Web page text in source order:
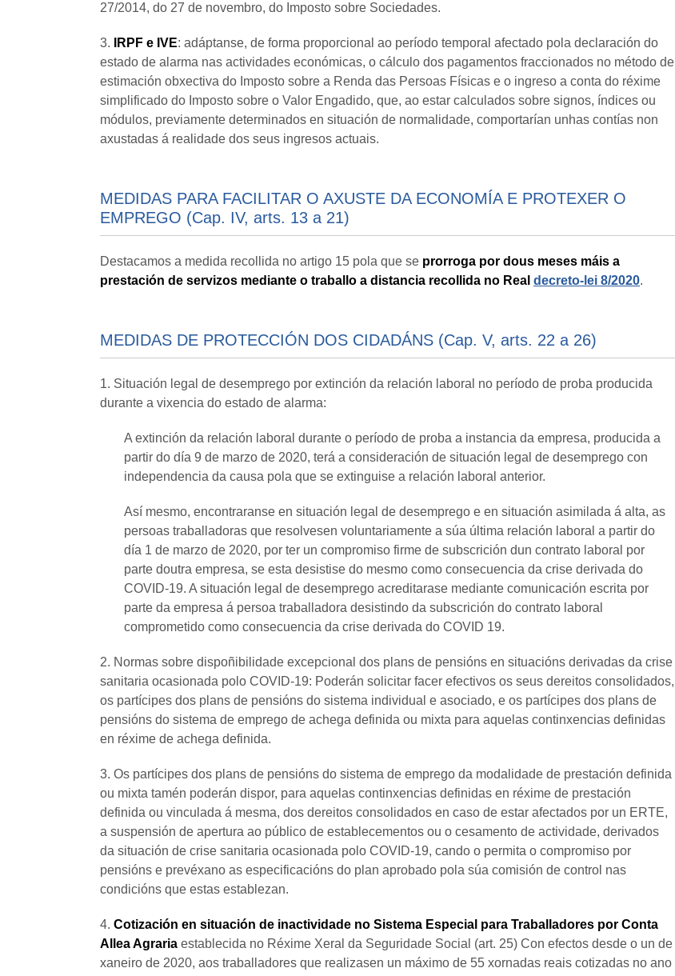
27/2014, do 27 de novembro, do Imposto sobre Sociedades.
3. IRPF e IVE: adáptanse, de forma proporcional ao período temporal afectado pola declaración do
estado de alarma nas actividades económicas, o cálculo dos pagamentos fraccionados no método de
estimación obxectiva do Imposto sobre a Renda das Persoas Físicas e o ingreso a conta do réxime
simplificado do Imposto sobre o Valor Engadido, que, ao estar calculados sobre signos, índices ou
módulos, previamente determinados en situación de normalidade, comportarían unhas contías non
axustadas á realidade dos seus ingresos actuais.
MEDIDAS PARA FACILITAR O AXUSTE DA ECONOMÍA E PROTEXER O
EMPREGO (Cap. IV, arts. 13 a 21)
Destacamos a medida recollida no artigo 15 pola que se prorroga por dous meses máis a
prestación de servizos mediante o traballo a distancia recollida no Real decreto-lei 8/2020.
MEDIDAS DE PROTECCIÓN DOS CIDADÁNS (Cap. V, arts. 22 a 26)
1. Situación legal de desemprego por extinción da relación laboral no período de proba producida
durante a vixencia do estado de alarma:
A extinción da relación laboral durante o período de proba a instancia da empresa, producida a
partir do día 9 de marzo de 2020, terá a consideración de situación legal de desemprego con
independencia da causa pola que se extinguise a relación laboral anterior.
Así mesmo, encontraranse en situación legal de desemprego e en situación asimilada á alta, as
persoas traballadoras que resolvesen voluntariamente a súa última relación laboral a partir do
día 1 de marzo de 2020, por ter un compromiso firme de subscrición dun contrato laboral por
parte doutra empresa, se esta desistise do mesmo como consecuencia da crise derivada do
COVID-19. A situación legal de desemprego acreditarase mediante comunicación escrita por
parte da empresa á persoa traballadora desistindo da subscrición do contrato laboral
comprometido como consecuencia da crise derivada do COVID 19.
2. Normas sobre dispoñibilidade excepcional dos plans de pensións en situacións derivadas da crise
sanitaria ocasionada polo COVID-19: Poderán solicitar facer efectivos os seus dereitos consolidados,
os partícipes dos plans de pensións do sistema individual e asociado, e os partícipes dos plans de
pensións do sistema de emprego de achega definida ou mixta para aquelas continxencias definidas
en réxime de achega definida.
3. Os partícipes dos plans de pensións do sistema de emprego da modalidade de prestación definida
ou mixta tamén poderán dispor, para aquelas continxencias definidas en réxime de prestación
definida ou vinculada á mesma, dos dereitos consolidados en caso de estar afectados por un ERTE,
a suspensión de apertura ao público de establecementos ou o cesamento de actividade, derivados
da situación de crise sanitaria ocasionada polo COVID-19, cando o permita o compromiso por
pensións e prevéxano as especificacións do plan aprobado pola súa comisión de control nas
condicións que estas establezan.
4. Cotización en situación de inactividade no Sistema Especial para Traballadores por Conta
Allea Agraria establecida no Réxime Xeral da Seguridade Social (art. 25) Con efectos desde o un de
xaneiro de 2020, aos traballadores que realizasen un máximo de 55 xornadas reais cotizadas no ano